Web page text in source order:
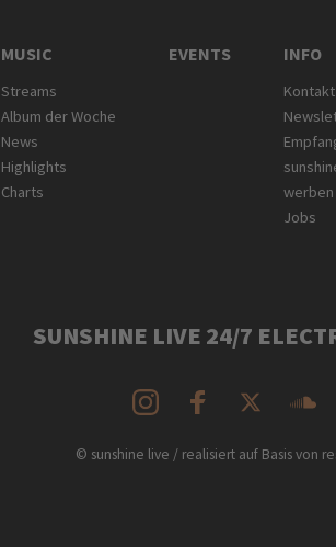
MUSIC
Streams
Album der Woche
News
Highlights
Charts
EVENTS INFO
Kontakt
werben
Jobs
SUNSHINE LIVE 24/7
© sunshine live / realisiert auf Basis von